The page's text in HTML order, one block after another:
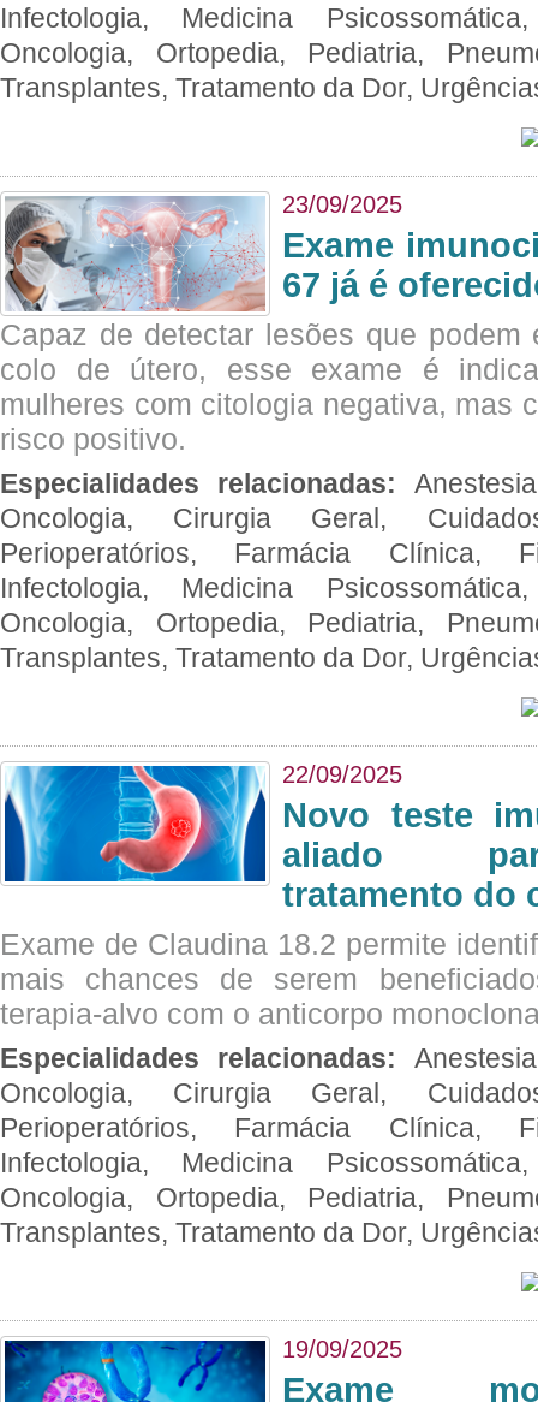
Infectologia, Medicina
Oncologia, Ortopedia, Pediatria,
Transplantes, Tratamento da Dor,
23/09/2025
Exame
67 já é
Capaz de detectar lesões que
colo de útero, esse exame é
mulheres com citologia negativa, mas
risco positivo.
Especialidades relacionadas:
Oncologia, Cirurgia Geral,
Perioperatórios, Farmácia Clínica,
Infectologia, Medicina
Oncologia, Ortopedia, Pediatria,
Transplantes, Tratamento da Dor,
22/09/2025
Novo teste
aliado
tratamento do
Exame de Claudina 18.2 permite
mais chances de serem
terapia-alvo com o anticorpo
Especialidades relacionadas:
Oncologia, Cirurgia Geral,
Perioperatórios, Farmácia Clínica,
Infectologia, Medicina
Oncologia, Ortopedia, Pediatria,
Transplantes, Tratamento da Dor,
19/09/2025
Exame